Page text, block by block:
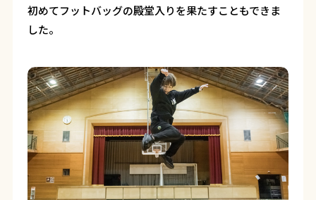
初めてフットバッグの殿堂入りを果たすこともできま
した。